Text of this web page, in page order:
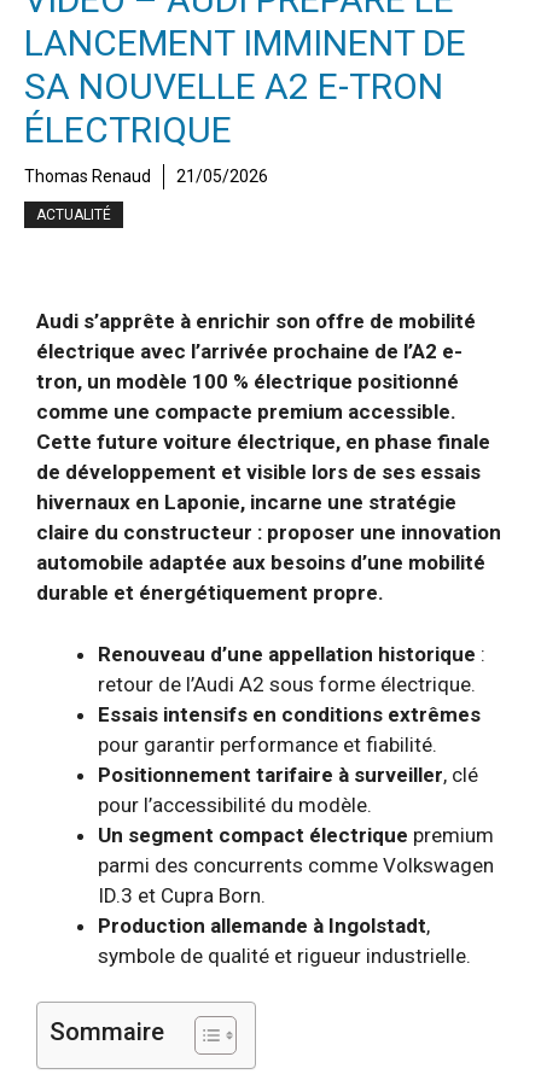
LANCEMENT IMMINENT DE
SA NOUVELLE A2 E-TRON
ÉLECTRIQUE
Thomas Renaud 21/05/2026
ACTUALITÉ
Audi s’apprête à enrichir son offre de mobilité
électrique avec l’arrivée prochaine de l’A2 e-
tron, un modèle 100 % électrique positionné
comme une compacte premium accessible.
Cette future voiture électrique, en phase finale
de développement et visible lors de ses essais
hivernaux en Laponie, incarne une stratégie
claire du constructeur : proposer une innovation
automobile adaptée aux besoins d’une mobilité
durable et énergétiquement propre.
Renouveau d’une appellation historique :
retour de l’Audi A2 sous forme électrique.
Essais intensifs en conditions extrêmes
pour garantir performance et fiabilité.
Positionnement tarifaire à surveiller, clé
pour l’accessibilité du modèle.
Un segment compact électrique premium
parmi des concurrents comme Volkswagen
ID.3 et Cupra Born.
Production allemande à Ingolstadt,
symbole de qualité et rigueur industrielle.
Sommaire